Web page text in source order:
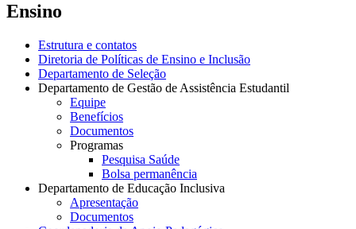
Ensino
Estrutura e contatos
Diretoria de Políticas de Ensino e Inclusão
Departamento de Seleção
Departamento de Gestão de Assistência Estudantil
Equipe
Benefícios
Documentos
Programas
Pesquisa Saúde
Bolsa permanência
Departamento de Educação Inclusiva
Apresentação
Documentos